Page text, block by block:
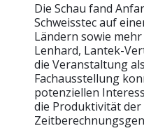
Die Schau fand
Schweisstec auf
Ländern sowie
Lenhard, Lantek-
die Veranstaltung
Fachausstellung
potenziellen
die Produktivität